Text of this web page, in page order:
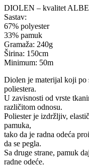
DIOLEN – kvalitet
Sastav:
67% polyester
33% pamuk
Gramaža: 240g
Širina: 150cm
Minimum: 50m
Diolen je materijal koji po
poliestera.
U zavisnosti od vrste
različitom odnosu.
Poliester je izdržljiv,
pamuka,
tako da je radna odeća
da se pegla.
Sa druge strane, pamuk
radne odeće.